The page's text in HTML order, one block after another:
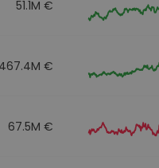
51.1M €
467.4M €
67.5M €